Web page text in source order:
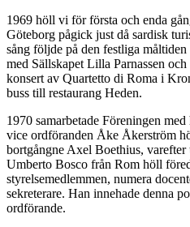
1969 höll vi för första och enda
Göteborg pågick just då sardisk
sång följde på den festliga
med Sällskapet Lilla Parnassen
konsert av Quartetto di Roma i
buss till restaurang Heden.
1970 samarbetade Föreningen
vice ordföranden Åke Åkerström
bortgångne Axel Boethius, varefter
Umberto Bosco från Rom höll
styrelsemedlemmen, numera
sekreterare. Han innehade denna
ordförande.